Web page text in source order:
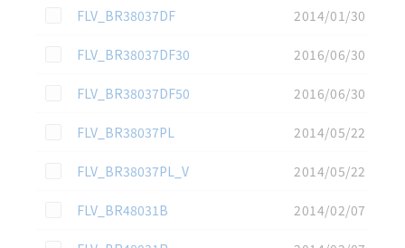
この資料を選択
FLV_BR38037DF
2014/01/30
この資料を選択
FLV_BR38037DF30
2016/06/30
この資料を選択
FLV_BR38037DF50
2016/06/30
この資料を選択
FLV_BR38037PL
2014/05/22
この資料を選択
FLV_BR38037PL_V
2014/05/22
この資料を選択
FLV_BR48031B
2014/02/07